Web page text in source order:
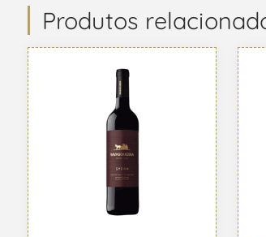
Produtos